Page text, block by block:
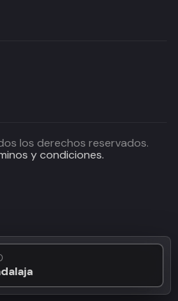
los derechos reservados.
y condiciones.